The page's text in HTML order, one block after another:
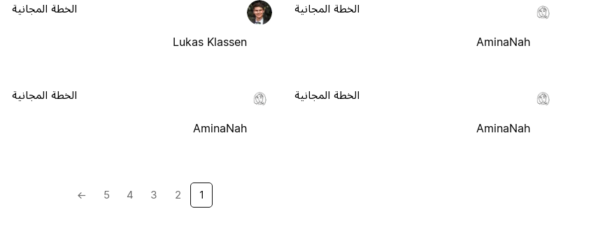
AminaNah
الخطة المجانية
Lukas Klassen
الخطة المجانية
AminaNah
الخطة المجانية
AminaNah
الخطة المجانية
1
2
3
4
5
→